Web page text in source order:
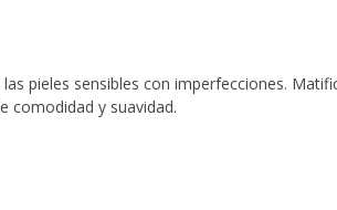
pieles sensibles con imperfecciones.
comodidad y suavidad.